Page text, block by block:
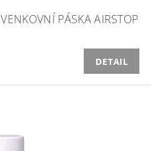
PÁSKA AIRSTOP
DETAIL